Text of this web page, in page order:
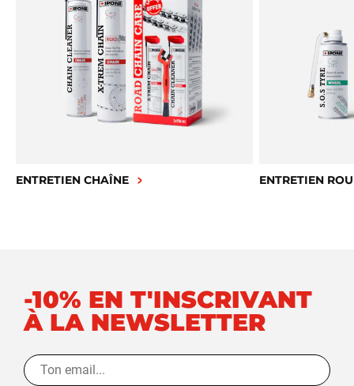
ENTRETIEN CHAÎNE ENTRETIEN
-10% EN T'INSCRIVANT
À LA NEWSLETTER